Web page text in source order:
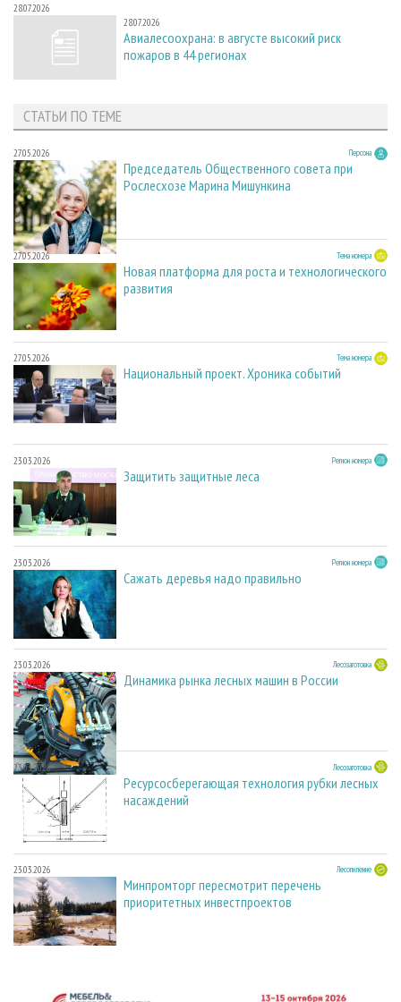
28.07.2026
28.07.2026
Авиалесоохрана: в августе высокий риск
пожаров в 44 регионах
СТАТЬИ ПО ТЕМЕ
27.05.2026 Персона
Председатель Общественного совета при
Рослесхозе Марина Мишункина
27.05.2026 Тема номера
Новая платформа для роста и технологического
развития
27.05.2026 Тема номера
Национальный проект. Хроника событий
23.03.2026 Регион номера
Защитить защитные леса
23.03.2026 Регион номера
Сажать деревья надо правильно
23.03.2026 Лесозаготовка
Динамика рынка лесных машин в России
23.03.2026 Лесозаготовка
Ресурсосберегающая технология рубки лесных
насаждений
23.03.2026 Лесопиление
Минпромторг пересмотрит перечень
приоритетных инвестпроектов